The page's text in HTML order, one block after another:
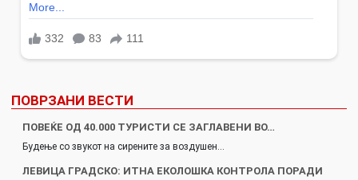
ПОВРЗАНИ ВЕСТИ
ПОВЕЌЕ ОД 40.000 ТУРИСТИ СЕ ЗАГЛАВЕНИ ВО…
Будење со звукот на сирените за воздушен…
ЛЕВИЦА ГРАДСКО: ИТНА ЕКОЛОШКА КОНТРОЛА ПОРАДИ